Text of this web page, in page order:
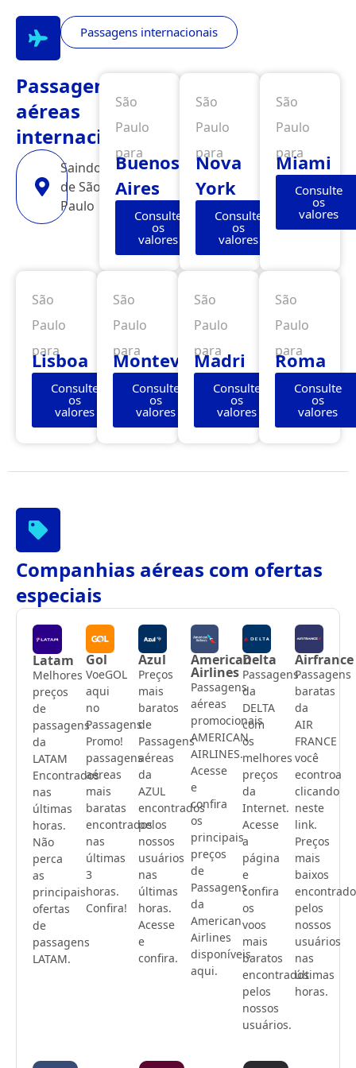
Passagens internacionais
Passagens
aéreas
internacionais
Saindo
de São
Paulo
São
Paulo
para
Buenos
Aires
Consulte
os
valores
São
Paulo
para
Nova
York
Consulte
os
valores
São
Paulo
para
Miami
Consulte
os
valores
São
Paulo
para
Lisboa
Consulte
os
valores
São
Paulo
para
Montevidéu
Consulte
os
valores
São
Paulo
para
Madri
Consulte
os
valores
São
Paulo
para
Roma
Consulte
os
valores
Companhias aéreas com ofertas
especiais
Latam
Melhores
preços
de
passagens
da
LATAM
Encontrados
nas
últimas
horas.
Não
perca
as
principais
ofertas
de
passagens
LATAM.
Gol
VoeGOL
aqui
no
Passagens
Promo!
passagens
aéreas
mais
baratas
encontrados
nas
últimas
3
horas.
Confira!
Azul
Preços
mais
baratos
de
Passagens
aéreas
da
AZUL
encontrados
pelos
nossos
usuários
nas
últimas
horas.
Acesse
e
confira.
American
Airlines
Passagens
aéreas
promocionais
AMERICAN
AIRLINES.
Acesse
e
confira
os
principais
preços
de
Passagens
da
American
Airlines
disponíveis
aqui.
Delta
Passagens
da
DELTA
com
os
melhores
preços
da
Internet.
Acesse
a
página
e
confira
os
voos
mais
baratos
encontrados
pelos
nossos
usuários.
Airfrance
Passagens
baratas
da
AIR
FRANCE
você
econtroa
clicando
neste
link.
Preços
mais
baixos
pelos
nossos
usuários
nas
últimas
horas.